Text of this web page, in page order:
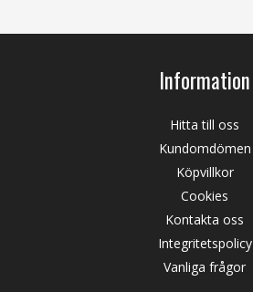
Information
Hitta till oss
Kundomdömen
Köpvillkor
Cookies
Kontakta oss
Integritetspolicy
Vanliga frågor